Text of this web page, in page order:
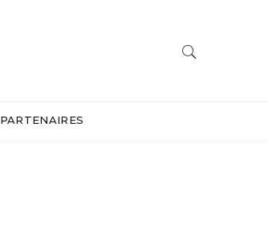
PARTENAIRES